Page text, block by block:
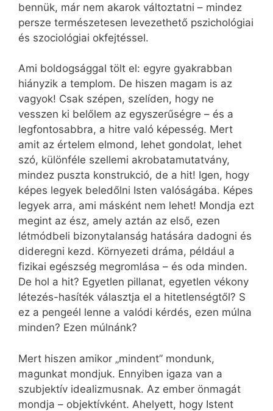
bennük, már nem akarok változtatni – mindez
persze természetesen levezethető pszichológiai
és szociológiai okfejtéssel.
Ami boldogsággal tölt el: egyre gyakrabban
hiányzik a templom. De hiszen magam is az
vagyok! Csak szépen, szelíden, hogy ne
vesszen ki belőlem az egyszerűségre – és a
legfontosabbra, a hitre való képesség. Mert
amit az értelem elmond, lehet gondolat, lehet
szó, különféle szellemi akrobatamutatvány,
mindez puszta konstrukció, de a hit! Igen, hogy
képes legyek beledőlni Isten valóságába. Képes
legyek arra, ami másként nem lehet! Mondja ezt
megint az ész, amely aztán az első, ezen
létmódbeli bizonytalanság hatására dadogni és
dideregni kezd. Környezeti dráma, például a
fizikai egészség megromlása – és oda minden.
De hol a hit? Egyetlen pillanat, egyetlen vékony
létezés-hasíték választja el a hitetlenségtől? S
ez a pengeél lenne a valódi kérdés, ezen múlna
minden? Ezen múlnánk?
Mert hiszen amikor „mindent” mondunk,
magunkat mondjuk. Ennyiben igaza van a
szubjektív idealizmusnak. Az ember önmagát
mondja – objektívként. Ahelyett, hogy Istent